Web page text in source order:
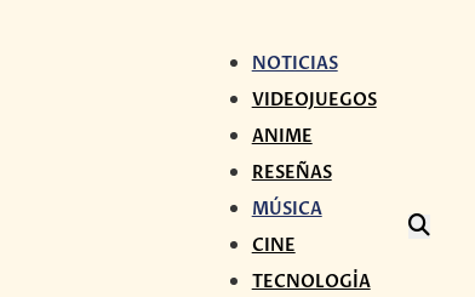
NOTICIAS
VIDEOJUEGOS
ANIME
RESEÑAS
MÚSICA
CINE
TECNOLOGÍA